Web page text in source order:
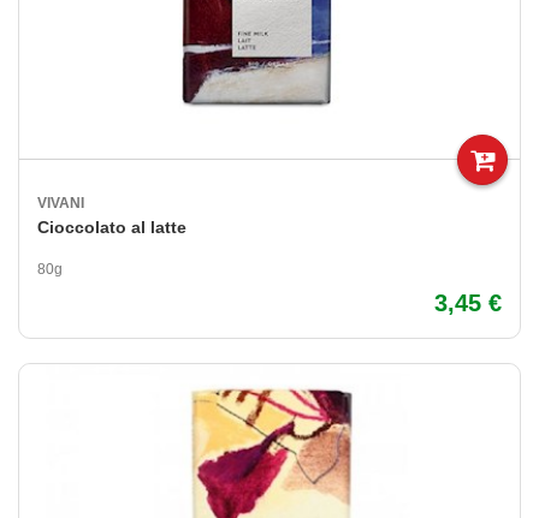
VIVANI
Cioccolato al latte
80g
3,45 €